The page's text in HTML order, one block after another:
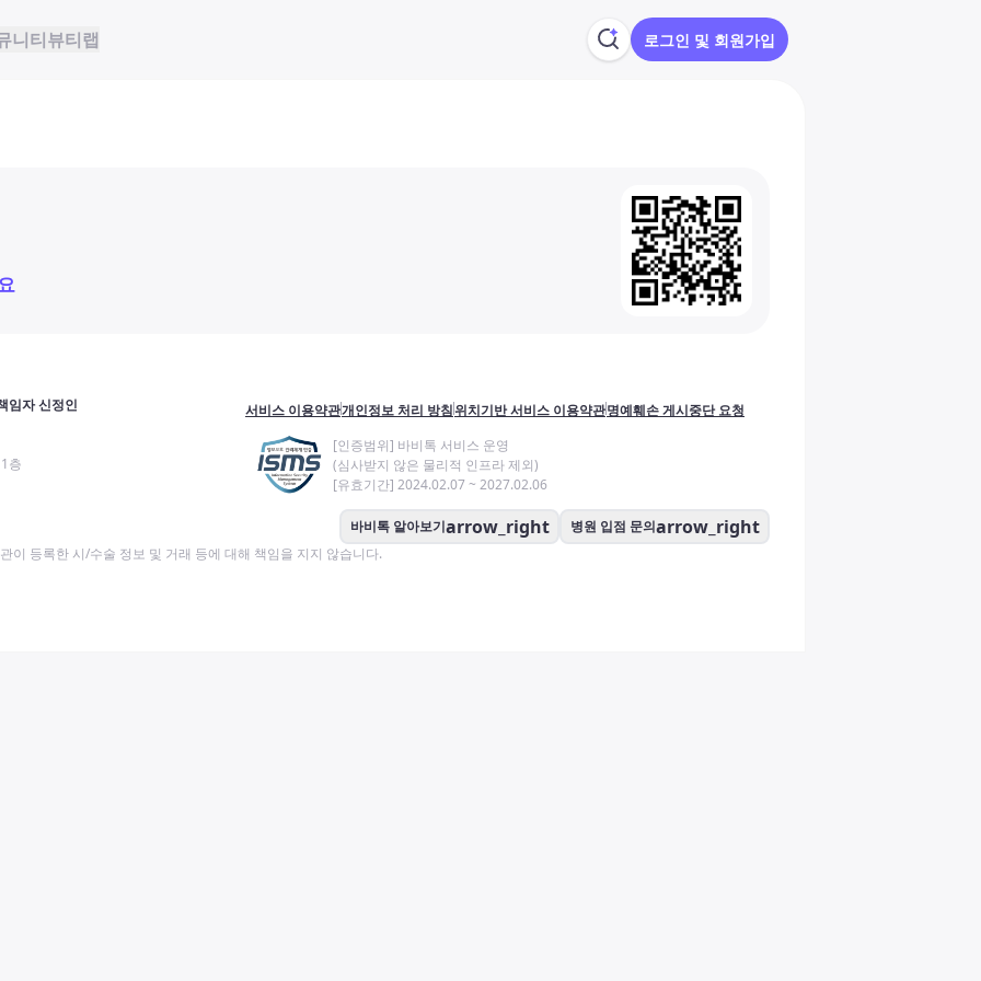
니티뷰티랩 로그인 및 회원가입
임자 신정인
층
서비스 이용약관개인정보 처리 방침위치기반 서비스 이용약관명예훼손 게시중단 요청
[인증범위] 바비톡 서비스 운영
(심사받지 않은 물리적 인프라 제외)
[유효기간] 2024.02.07 ~ 2027.02.06
바비톡 알아보기arrow_right 병원 입점 문의arrow_right
이 등록한 시/수술 정보 및 거래 등에 대해 책임을 지지 않습니다.